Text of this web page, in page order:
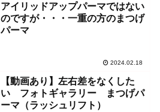
アイリッドアップパーマではない
のですが・・・一重の方のまつげ
パーマ
2024.02.18
【動画あり】左右差をなくした
い フォトギャラリー まつげパ
ーマ（ラッシュリフト）